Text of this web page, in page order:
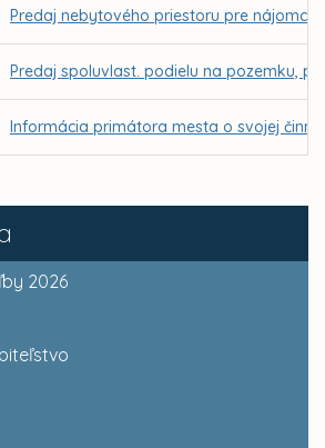
2026
Predaj nebytového priestoru pre nájomcu
Predaj spoluvlast. podielu na pozemku,
Informácia primátora mesta o svojej